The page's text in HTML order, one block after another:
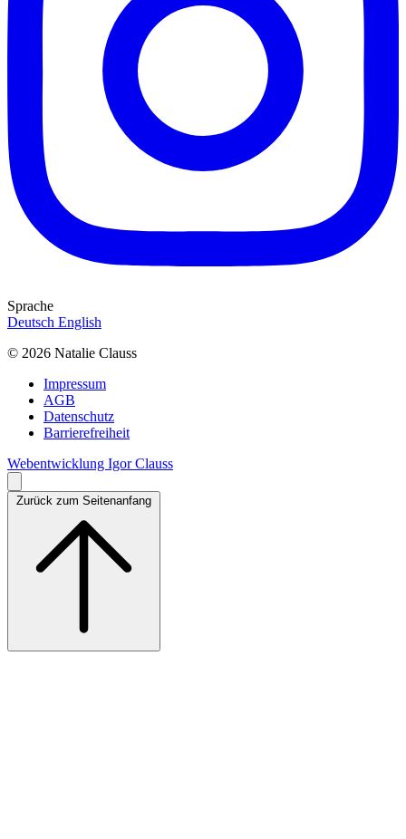
Sprache
Deutsch English
© 2026 Natalie Clauss
Impressum
AGB
Datenschutz
Barrierefreiheit
Webentwicklung Igor Clauss
Zurück zum Seitenanfang